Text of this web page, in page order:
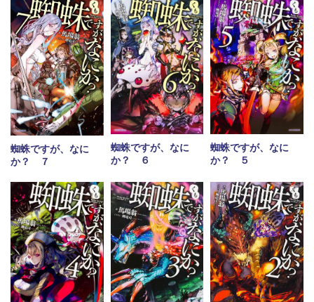
蜘蛛ですが、なに
か？ ７
蜘蛛ですが、なに
か？ ６
蜘蛛ですが、なに
か？ ５